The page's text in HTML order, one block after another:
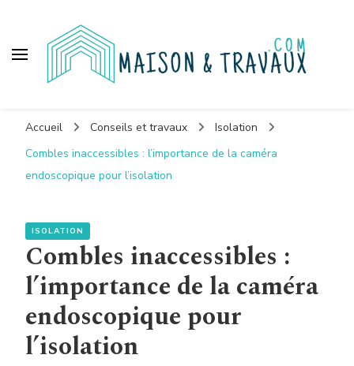
Accueil Conseils et travaux
Isolation
Combles inaccessibles : l’importance de la caméra
endoscopique pour l’isolation
ISOLATION
Combles inaccessibles :
l’importance de la caméra
endoscopique pour
l’isolation